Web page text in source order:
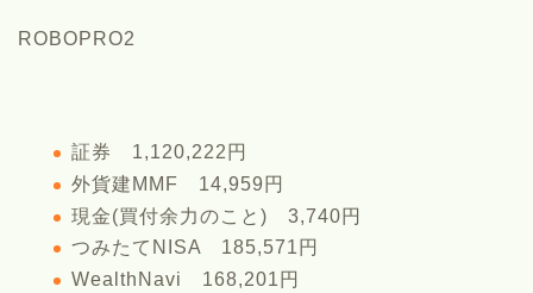
ROBOPRO2
証券 1,120,222円
外貨建MMF 14,959円
現金(買付余力のこと) 3,740円
つみたてNISA 185,571円
WealthNavi 168,201円